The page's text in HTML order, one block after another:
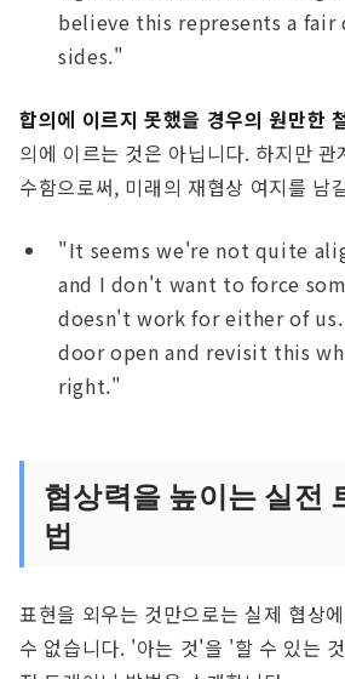
believe this represents a
sides."
합의에 이르지 못했을 경우의 원만한
의에 이르는 것은 아닙니다. 하지만 관
수함으로써, 미래의 재협상 여지를 남
"It seems we're not quite
and I don't want to force
doesn't work for either of
door open and revisit this
right."
협상력을 높이는 실전
법
표현을 외우는 것만으로는 실제 협상
수 없습니다. '아는 것'을 '할 수 있는